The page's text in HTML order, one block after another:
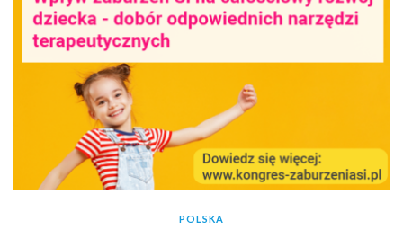
POLSKA